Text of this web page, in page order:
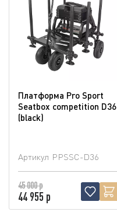
Платформа Pro Sport
Seatbox competition D36
(blaсk)
Артикул PPSSC-D36
45 000 р
44 955 р